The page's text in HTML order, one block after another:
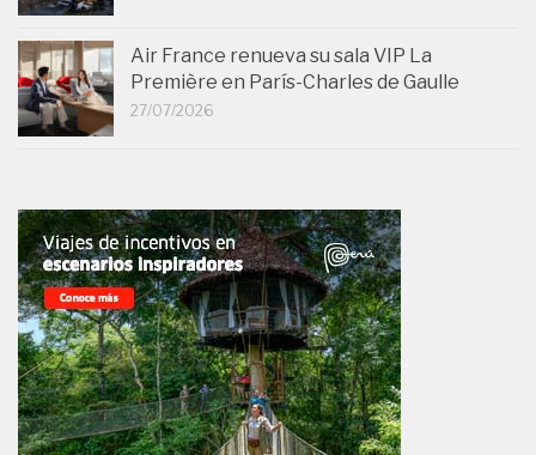
Air France renueva su sala VIP La
Première en París-Charles de Gaulle
27/07/2026